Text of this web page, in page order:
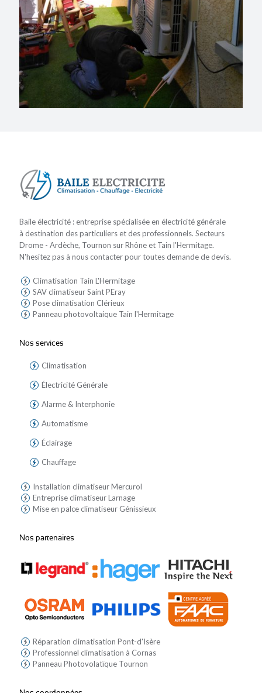
Baile électricité : entreprise spécialisée en électricité générale
à destination des particuliers et des professionnels. Secteurs
Drome - Ardèche, Tournon sur Rhône et Tain l'Hermitage.
N'hesitez pas à nous contacter pour toutes demande de devis.
Climatisation Tain L'Hermitage
SAV climatiseur Saint PEray
Pose climatisation Clérieux
Panneau photovoltaique Tain l'Hermitage
Nos services
Climatisation
Électricité Générale
Alarme & Interphonie
Automatisme
Éclairage
Chauffage
Installation climatiseur Mercurol
Entreprise climatiseur Larnage
Mise en palce climatiseur Génissieux
Nos partenaires
Réparation climatisation Pont-d'Isère
Professionnel climatisation à Cornas
Panneau Photovolatïque Tournon